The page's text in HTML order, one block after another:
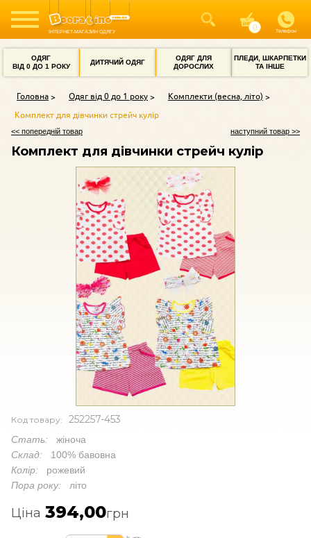
ІНТЕРНЕТ-МАГАЗИН ОДЯГУ Телефон
ОДЯГ
ВІД 0 ДО 1 РОКУ
ДИТЯЧИЙ ОДЯГ
ОДЯГ ДЛЯ
ДОРОСЛИХ
ПЛЕДИ, ШКАРПЕТКИ
ТА ІНШЕ
Головна Одяг від 0 до 1 року
Комплекти (весна, літо)
Комплект для дівчинки стрейч кулір
<< попередній товар наступний товар >>
Комплект для дівчинки стрейч кулір
Код товару: 252257-453
Стать: жіноча
Склад: 100% бавовна
Колір: рожевий
Пора року: літо
Ціна 394,00грн